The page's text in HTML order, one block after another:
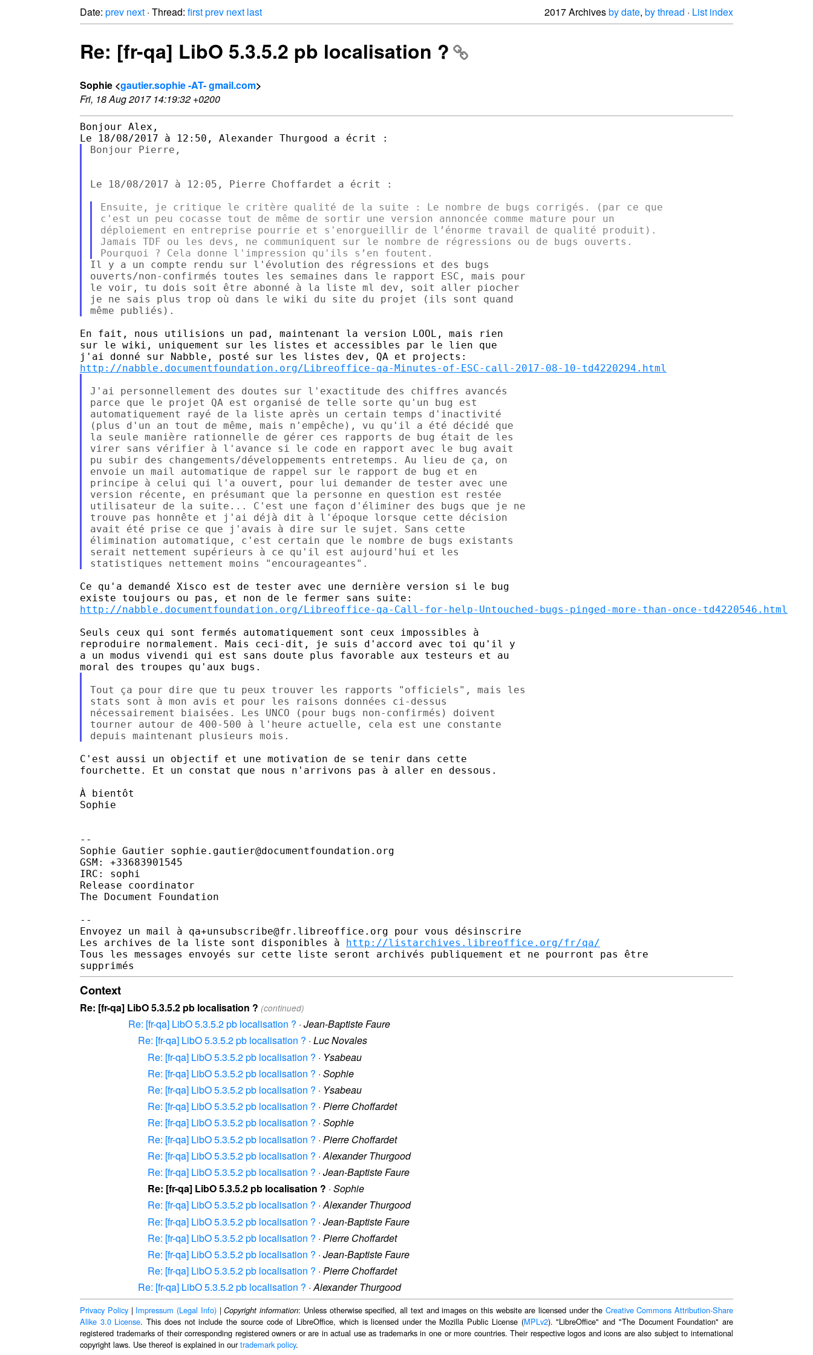
Date: prev next · Thread: firstprev next last 2017 Archivesby date, by thread · List index
Re: [fr-qa] LibO 5.3.5.2 pb localisation ?
Sophie <gautier.sophie -AT- gmail.com>
Fri, 18 Aug 2017 14:19:32 +0200
Bonjour Alex,
Bonjour Pierre,
Le 18/08/2017 à 12:05, Pierre Choffardet a écrit :
Ensuite, je critique le critère qualité de la suite : Le nombre de bugs corrigés. (par ce que
c'est un peu cocasse tout de même de sortir une version annoncée comme mature pour un
déploiement en entreprise pourrie et s'enorgueillir de l’énorme travail de qualité produit).
Jamais TDF ou les devs, ne communiquent sur le nombre de régressions ou de bugs ouverts.
Il y a un compte rendu sur l'évolution des régressions et des bugs
ouverts/non-confirmés toutes les semaines dans le rapport ESC, mais pour
le voir, tu dois soit être abonné à la liste ml dev, soit aller piocher
je ne sais plus trop où dans le wiki du site du projet (ils sont quand
En fait, nous utilisions un pad, maintenant la version LOOL, mais rien
sur le wiki, uniquement sur les listes et accessibles par le lien que
http://nabble.documentfoundation.org/Libreoffice-qa-Minutes-of-ESC-call-2017-08-10-td4220294.html
J'ai personnellement des doutes sur l'exactitude des chiffres avancés
parce que le projet QA est organisé de telle sorte qu'un bug est
automatiquement rayé de la liste après un certain temps d'inactivité
(plus d'un an tout de même, mais n'empêche), vu qu'il a été décidé que
la seule manière rationnelle de gérer ces rapports de bug était de les
virer sans vérifier à l'avance si le code en rapport avec le bug avait
pu subir des changements/développements entretemps. Au lieu de ça, on
envoie un mail automatique de rappel sur le rapport de bug et en
principe à celui qui l'a ouvert, pour lui demander de tester avec une
version récente, en présumant que la personne en question est restée
utilisateur de la suite... C'est une façon d'éliminer des bugs que je ne
trouve pas honnête et j'ai déjà dit à l'époque lorsque cette décision
avait été prise ce que j'avais à dire sur le sujet. Sans cette
élimination automatique, c'est certain que le nombre de bugs existants
serait nettement supérieurs à ce qu'il est aujourd'hui et les
Ce qu'a demandé Xisco est de tester avec une dernière version si le bug
http://nabble.documentfoundation.org/Libreoffice-qa-Call-for-help-Untouched-bugs-pinged-more-than-once-td4220546.html
Seuls ceux qui sont fermés automatiquement sont ceux impossibles à
reproduire normalement. Mais ceci-dit, je suis d'accord avec toi qu'il y
a un modus vivendi qui est sans doute plus favorable aux testeurs et au
Tout ça pour dire que tu peux trouver les rapports "officiels", mais les
stats sont à mon avis et pour les raisons données ci-dessus
nécessairement biaisées. Les UNCO (pour bugs non-confirmés) doivent
tourner autour de 400-500 à l'heure actuelle, cela est une constante
C'est aussi un objectif et une motivation de se tenir dans cette
fourchette. Et un constat que nous n'arrivons pas à aller en dessous.
À bientôt
Sophie
--
Sophie Gautier sophie.gautier@documentfoundation.org
GSM: +33683901545
IRC: sophi
Release coordinator
The Document Foundation
--
Envoyez un mail à qa+unsubscribe@fr.libreoffice.org pour vous désinscrire
Les archives de la liste sont disponibles à http://listarchives.libreoffice.org/fr/qa/
Tous les messages envoyés sur cette liste seront archivés publiquement et ne pourront pas être
Context
Re: [fr-qa] LibO 5.3.5.2 pb localisation ? (continued)
Re: [fr-qa] LibO 5.3.5.2 pb localisation ? · Jean-Baptiste Faure
Re: [fr-qa] LibO 5.3.5.2 pb localisation ? · Luc Novales
Re: [fr-qa] LibO 5.3.5.2 pb localisation ? · Ysabeau
Re: [fr-qa] LibO 5.3.5.2 pb localisation ? · Sophie
Re: [fr-qa] LibO 5.3.5.2 pb localisation ? · Ysabeau
Re: [fr-qa] LibO 5.3.5.2 pb localisation ? · Pierre Choffardet
Re: [fr-qa] LibO 5.3.5.2 pb localisation ? · Sophie
Re: [fr-qa] LibO 5.3.5.2 pb localisation ? · Pierre Choffardet
Re: [fr-qa] LibO 5.3.5.2 pb localisation ? ·Alexander Thurgood
Re: [fr-qa] LibO 5.3.5.2 pb localisation ? · Jean-Baptiste Faure
Re: [fr-qa] LibO 5.3.5.2 pb localisation ? · Sophie
Re: [fr-qa] LibO 5.3.5.2 pb localisation ? ·Alexander Thurgood
Re: [fr-qa] LibO 5.3.5.2 pb localisation ? · Jean-Baptiste Faure
Re: [fr-qa] LibO 5.3.5.2 pb localisation ? · Pierre Choffardet
Re: [fr-qa] LibO 5.3.5.2 pb localisation ? · Jean-Baptiste Faure
Re: [fr-qa] LibO 5.3.5.2 pb localisation ? · Pierre Choffardet
Re: [fr-qa] LibO 5.3.5.2 pb localisation ? ·Alexander Thurgood
Privacy Policy| Impressum (Legal Info)|Copyright information: Unless otherwise specified, all text and images on this website are licensed under the Creative Commons Attribution-Share
Alike 3.0 License. This does not include the source code of LibreOffice, which is licensed under the Mozilla Public License (MPLv2). "LibreOffice" and "The Document Foundation" are
registered trademarks of their corresponding registered owners or are in actual use as trademarks in one or more countries. Their respective logos and icons are also subject to international
copyright laws. Use thereof is explained in ourtrademark policy.